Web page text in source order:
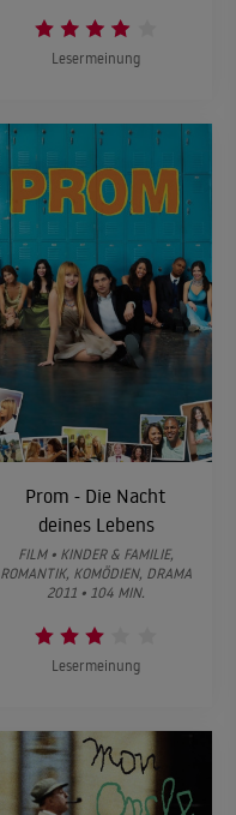
Lesermeinung
Prom - Die Nacht
deines Lebens
FILM • KINDER & FAMILIE,
ROMANTIK, KOMÖDIEN, DRAMA
2011 • 104 MIN.
Lesermeinung